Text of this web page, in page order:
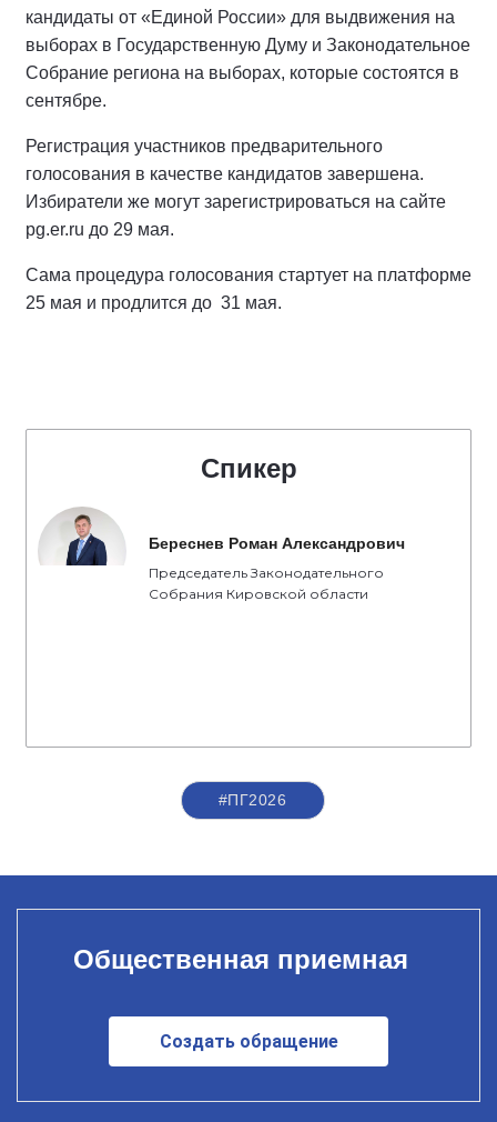
кандидаты от «Единой России» для выдвижения на
выборах в Государственную Думу и Законодательное
Собрание региона на выборах, которые состоятся в
сентябре.
Регистрация участников предварительного
голосования в качестве кандидатов завершена.
Избиратели же могут зарегистрироваться на сайте
pg.er.ru до 29 мая.
Сама процедура голосования стартует на платформе
25 мая и продлится до 31 мая.
Спикер
Береснев Роман Александрович
Председатель Законодательного
Собрания Кировской области
#ПГ2026
Общественная приемная
Создать обращение